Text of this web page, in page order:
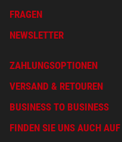
FRAGEN
NEWSLETTER
ZAHLUNGSOPTIONEN
VERSAND & RETOUREN
BUSINESS TO BUSINESS
FINDEN SIE UNS AUCH AUF